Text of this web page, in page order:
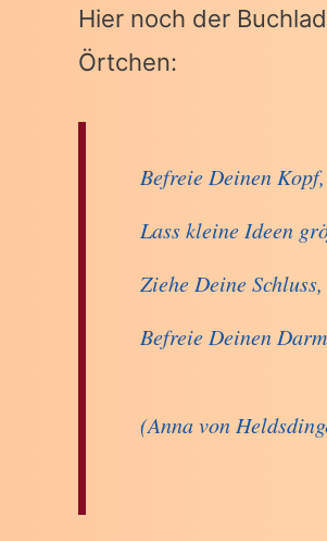
Hier noch der
Örtchen:
Befreie Deinen
Lass kleine Ideen
Ziehe Deine
Befreie Deinen
(Anna von